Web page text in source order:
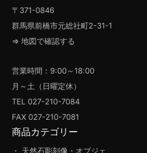
〒371-0846
群馬県前橋市元総社町2-31-1
⇒ 地図で確認する
営業時間：9:00～18:00
月～土（日曜定休）
TEL 027-210-7084
FAX 027-210-7081
商品カテゴリー
・ 天然石彫刻像・オブジェ